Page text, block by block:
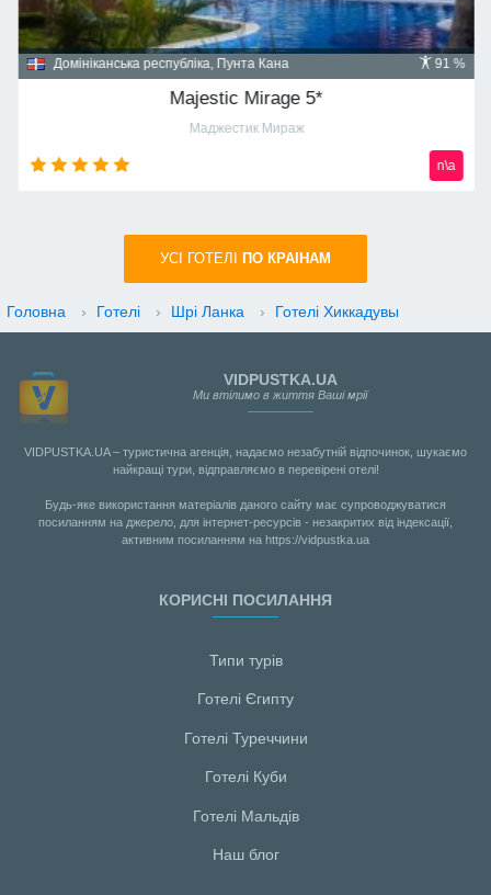
91 %
Домініканська республіка, Пунта Кана
Majestic Mirage 5*
Маджестик Мираж
n\a
УСI ГОТЕЛІ ПО КРАIНАМ
Головна › Готелі › Шрі Ланка › Готелі Хиккадувы
VIDPUSTKA.UA
Ми втілимо в життя Ваші мрії
VIDPUSTKA.UA – туристична агенція, надаємо незабутній відпочинок, шукаємо
найкращі тури, відправляємо в перевірені отелі!
Будь-яке використання матеріалів даного сайту має супроводжуватися
посиланням на джерело, для інтернет-ресурсів - незакритих від індексації,
активним посиланням на https://vidpustka.ua
КОРИСНІ ПОСИЛАННЯ
Типи турів
Готелі Єгипту
Готелі Туреччини
Готелі Куби
Готелі Мальдiв
Наш блог